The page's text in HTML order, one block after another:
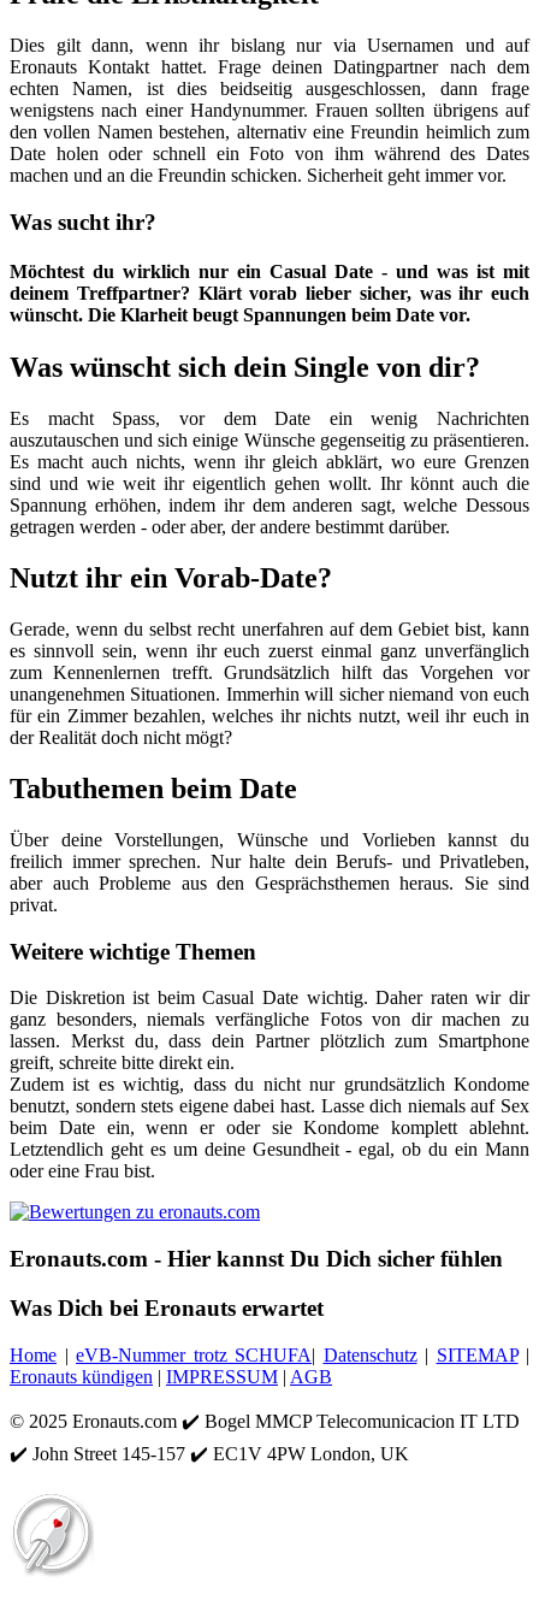
Dies gilt dann, wenn ihr bislang nur via Usernamen und auf
Eronauts Kontakt hattet. Frage deinen Datingpartner nach dem
echten Namen, ist dies beidseitig ausgeschlossen, dann frage
wenigstens nach einer Handynummer. Frauen sollten übrigens auf
den vollen Namen bestehen, alternativ eine Freundin heimlich zum
Date holen oder schnell ein Foto von ihm während des Dates
machen und an die Freundin schicken. Sicherheit geht immer vor.
Was sucht ihr?
Möchtest du wirklich nur ein Casual Date - und was ist mit
deinem Treffpartner? Klärt vorab lieber sicher, was ihr euch
wünscht. Die Klarheit beugt Spannungen beim Date vor.
Was wünscht sich dein Single von dir?
Es macht Spass, vor dem Date ein wenig Nachrichten
auszutauschen und sich einige Wünsche gegenseitig zu präsentieren.
Es macht auch nichts, wenn ihr gleich abklärt, wo eure Grenzen
sind und wie weit ihr eigentlich gehen wollt. Ihr könnt auch die
Spannung erhöhen, indem ihr dem anderen sagt, welche Dessous
getragen werden - oder aber, der andere bestimmt darüber.
Nutzt ihr ein Vorab-Date?
Gerade, wenn du selbst recht unerfahren auf dem Gebiet bist, kann
es sinnvoll sein, wenn ihr euch zuerst einmal ganz unverfänglich
zum Kennenlernen trefft. Grundsätzlich hilft das Vorgehen vor
unangenehmen Situationen. Immerhin will sicher niemand von euch
für ein Zimmer bezahlen, welches ihr nichts nutzt, weil ihr euch in
der Realität doch nicht mögt?
Tabuthemen beim Date
Über deine Vorstellungen, Wünsche und Vorlieben kannst du
freilich immer sprechen. Nur halte dein Berufs- und Privatleben,
aber auch Probleme aus den Gesprächsthemen heraus. Sie sind
privat.
Weitere wichtige Themen
Die Diskretion ist beim Casual Date wichtig. Daher raten wir dir
ganz besonders, niemals verfängliche Fotos von dir machen zu
lassen. Merkst du, dass dein Partner plötzlich zum Smartphone
greift, schreite bitte direkt ein.
Zudem ist es wichtig, dass du nicht nur grundsätzlich Kondome
benutzt, sondern stets eigene dabei hast. Lasse dich niemals auf Sex
beim Date ein, wenn er oder sie Kondome komplett ablehnt.
Letztendlich geht es um deine Gesundheit - egal, ob du ein Mann
oder eine Frau bist.
Eronauts.com - Hier kannst Du Dich sicher fühlen
Was Dich bei Eronauts erwartet
Home | eVB-Nummer trotz SCHUFA| Datenschutz| SITEMAP|
Eronauts kündigen | IMPRESSUM | AGB
© 2025 Eronauts.com ✔️ Bogel MMCP Telecomunicacion IT LTD
✔️ John Street 145-157 ✔️ EC1V 4PW London, UK